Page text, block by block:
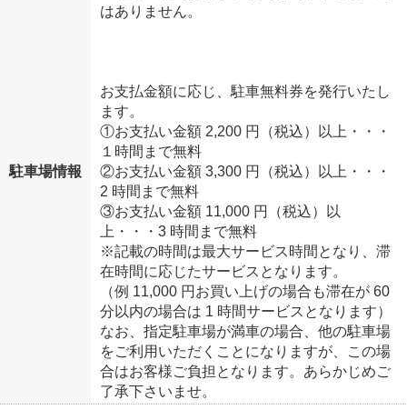
駐車場情報
はありません。
お支払金額に応じ、駐車無料券を発行いたし
ます。
①お支払い金額 2,200 円（税込）以上・・・
１時間まで無料
②お支払い金額 3,300 円（税込）以上・・・
2 時間まで無料
③お支払い金額 11,000 円（税込）以
上・・・3 時間まで無料
※記載の時間は最大サービス時間となり、滞
在時間に応じたサービスとなります。
（例 11,000 円お買い上げの場合も滞在が 60
分以内の場合は 1 時間サービスとなります）
なお、指定駐車場が満車の場合、他の駐車場
をご利用いただくことになりますが、この場
合はお客様ご負担となります。あらかじめご
了承下さいませ。